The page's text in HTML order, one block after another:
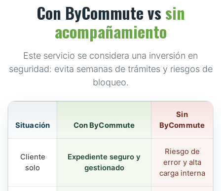
Con ByCommute vssin
acompañamiento
Este servicio se considera una inversión en
seguridad: evita semanas de trámites y riesgos de
bloqueo.
Situación Con ByCommute
Sin
ByCommute
Cliente
solo
Expediente seguro y
gestionado
Riesgo de
error y alta
carga interna